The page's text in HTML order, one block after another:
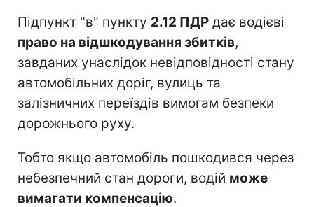
Підпункт "в" пункту 2.12 ПДР дає водієві
право на відшкодування збитків,
завданих унаслідок невідповідності стану
автомобільних доріг, вулиць та
залізничних переїздів вимогам безпеки
дорожнього руху.
Тобто якщо автомобіль пошкодився через
небезпечний стан дороги, водій може
вимагати компенсацію.